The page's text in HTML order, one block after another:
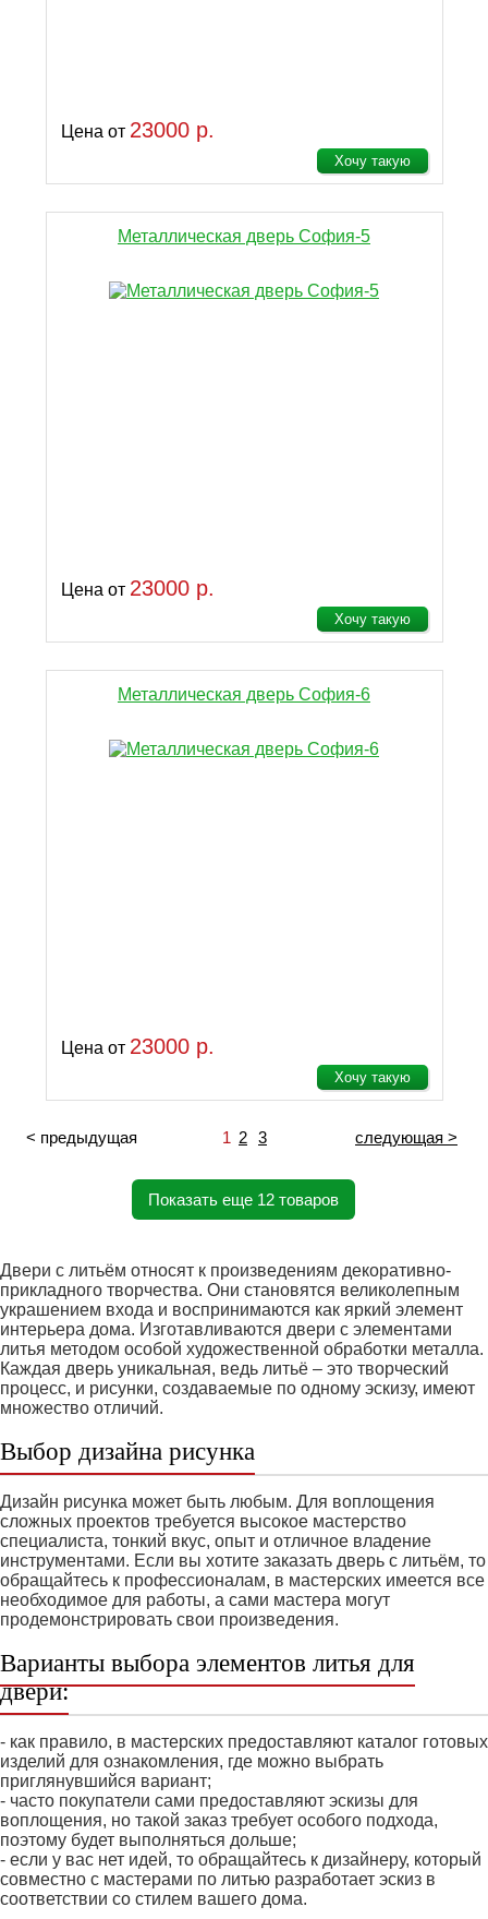
Цена от 23000 р.
Хочу такую
Металлическая дверь София-5
Цена от 23000 р.
Хочу такую
Металлическая дверь София-6
Цена от 23000 р.
Хочу такую
< предыдущая 1 2 3 следующая >
Показать еще 12 товаров
Двери с литьём относят к произведениям декоративно-
прикладного творчества. Они становятся великолепным
украшением входа и воспринимаются как яркий элемент
интерьера дома. Изготавливаются двери с элементами
литья методом особой художественной обработки металла.
Каждая дверь уникальная, ведь литьё – это творческий
процесс, и рисунки, создаваемые по одному эскизу, имеют
множество отличий.
Выбор дизайна рисунка
Дизайн рисунка может быть любым. Для воплощения
сложных проектов требуется высокое мастерство
специалиста, тонкий вкус, опыт и отличное владение
инструментами. Если вы хотите заказать дверь с литьём, то
обращайтесь к профессионалам, в мастерских имеется все
необходимое для работы, а сами мастера могут
продемонстрировать свои произведения.
Варианты выбора элементов литья для
двери:
- как правило, в мастерских предоставляют каталог готовых
изделий для ознакомления, где можно выбрать
приглянувшийся вариант;
- часто покупатели сами предоставляют эскизы для
воплощения, но такой заказ требует особого подхода,
поэтому будет выполняться дольше;
- если у вас нет идей, то обращайтесь к дизайнеру, который
совместно с мастерами по литью разработает эскиз в
соответствии со стилем вашего дома.